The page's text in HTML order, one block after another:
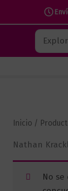
contenido
Buscar
Inicio /
Nathan
No